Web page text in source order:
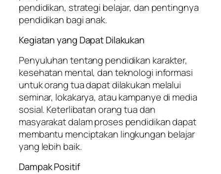
pendidikan, strategi belajar, dan pentingnya
pendidikan bagi anak.
Kegiatan yang Dapat Dilakukan
Penyuluhan tentang pendidikan karakter,
kesehatan mental, dan teknologi informasi
untuk orang tua dapat dilakukan melalui
seminar, lokakarya, atau kampanye di media
sosial. Keterlibatan orang tua dan
masyarakat dalam proses pendidikan dapat
membantu menciptakan lingkungan belajar
yang lebih baik.
Dampak Positif